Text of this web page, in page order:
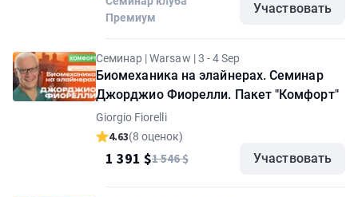
Премиум
Участвовать
Семинар | Warsaw | 3 - 4 Sep
Биомеханика на элайнерах. Семинар
Джорджио Фиорелли. Пакет "Комфорт"
Giorgio Fiorelli
4.63(8 оценок)
1 391 $1 546 $ Участвовать